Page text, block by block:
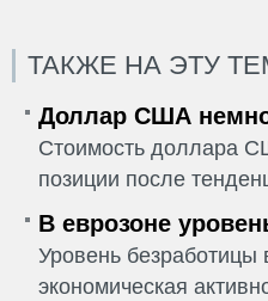
ТАКЖЕ НА ЭТУ
Доллар США
Стоимость доллара
позиции после
В еврозоне
Уровень безработицы
экономическая